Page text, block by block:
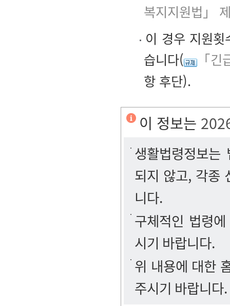
복지지원법」
이 경우 지원
습니다(
「
항 후단).
이 정보는
생활법령정보
되지 않고, 각종
니다.
구체적인 법령
시기 바랍니다.
위 내용에 대한
주시기 바랍니다.